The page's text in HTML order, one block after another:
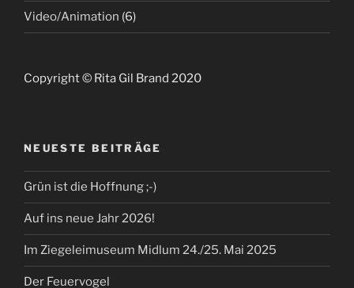
Video/Animation (6)
Copyright © Rita Gil Brand 2020
NEUESTE BEITRÄGE
Grün ist die Hoffnung ;-)
Auf ins neue Jahr 2026!
Im Ziegeleimuseum Midlum 24./25. Mai 2025
Der Feuervogel